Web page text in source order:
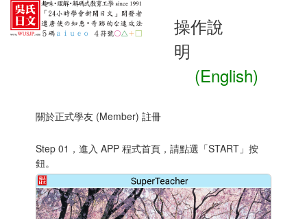
操作說
明
(English)
關於正式學友 (Member) 註冊
Step 01，進入 APP 程式首頁，請點選「START」按
鈕。